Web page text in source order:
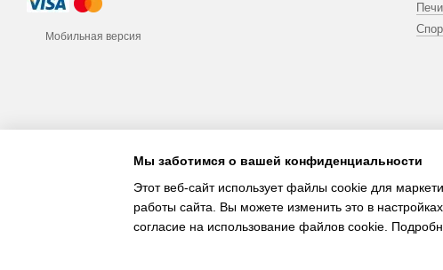
Мобильная версия
Мы заботимся о вашей конфиденциальности
Этот веб-сайт использует файлы cookie для
работы сайта. Вы можете изменить это в
согласие на использование файлов cookie.